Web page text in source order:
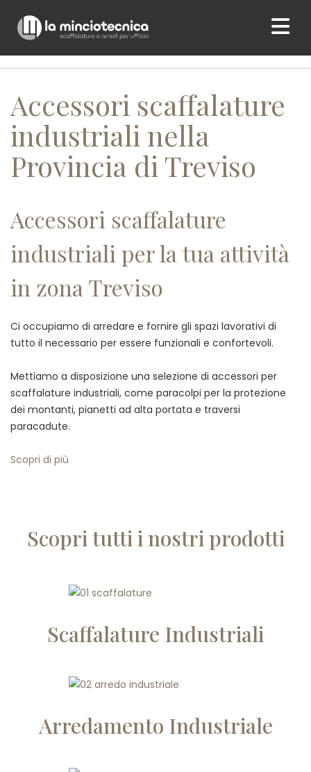
Home/ Accessori scaffalature industriali nella Provincia di
Accessori scaffalature
industriali nella
Provincia di Treviso
Accessori scaffalature
industriali per la tua attività
in zona Treviso
Ci occupiamo di arredare e fornire gli spazi lavorativi di
tutto il necessario per essere funzionali e confortevoli.
Mettiamo a disposizione una selezione di accessori per
scaffalature industriali, come paracolpi per la protezione
dei montanti, pianetti ad alta portata e traversi
paracadute.
Scopri di più
Scopri tutti i nostri prodotti
Scaffalature Industriali
Arredamento Industriale